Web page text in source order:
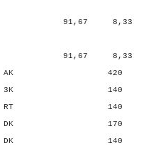
91,67 8,33
91,67 8,33
420 0,00
140
RT 140
DK 170
DK 140